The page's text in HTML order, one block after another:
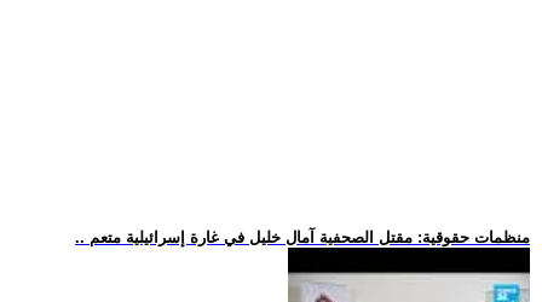
.. منظمات حقوقية: مقتل الصحفية آمال خليل في غارة إسرائيلية متعم